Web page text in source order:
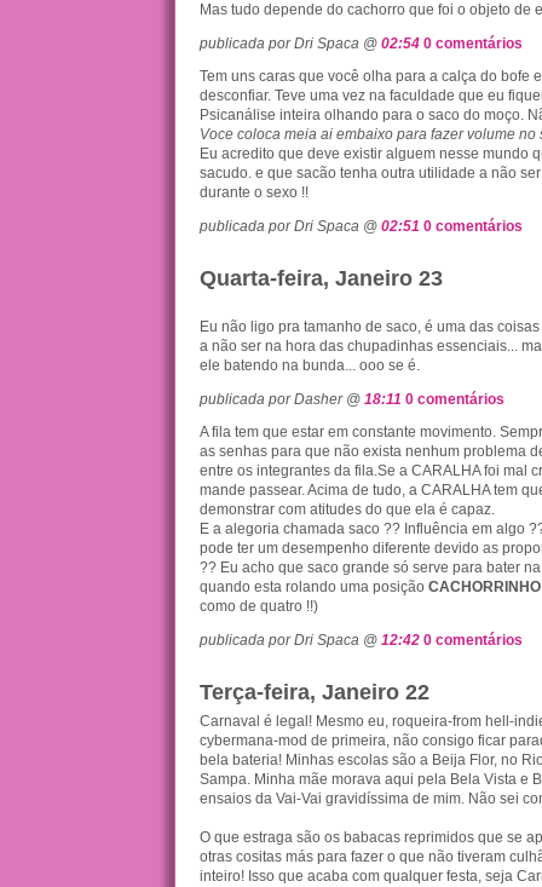
Mas tudo depende do cachorro que foi o objeto de
publicada por Dri Spaca @ 02:54 0 comentários
Tem uns caras que você olha para a calça do bofe
desconfiar. Teve uma vez na faculdade que eu
Psicanálise inteira olhando para o saco do moço.
Voce coloca meia ai embaixo para fazer volume no
Eu acredito que deve existir alguem nesse mundo
sacudo. e que sacão tenha outra utilidade a não
durante o sexo !!
publicada por Dri Spaca @ 02:51 0 comentários
Quarta-feira, Janeiro 23
Eu não ligo pra tamanho de saco, é uma das
a não ser na hora das chupadinhas essenciais...
ele batendo na bunda... ooo se é.
publicada por Dasher @ 18:11 0 comentários
A fila tem que estar em constante movimento.
as senhas para que não exista nenhum problema
entre os integrantes da fila.Se a CARALHA foi mal
mande passear. Acima de tudo, a CARALHA tem
demonstrar com atitudes do que ela é capaz.
E a alegoria chamada saco ?? Influência em algo
pode ter um desempenho diferente devido as
?? Eu acho que saco grande só serve para bater
quando esta rolando uma posição CACHORRINHO
como de quatro !!)
publicada por Dri Spaca @ 12:42 0 comentários
Terça-feira, Janeiro 22
Carnaval é legal! Mesmo eu, roqueira-from hell-
cybermana-mod de primeira, não consigo ficar
bela bateria! Minhas escolas são a Beija Flor, no
Sampa. Minha mãe morava aqui pela Bela Vista e
ensaios da Vai-Vai gravidíssima de mim. Não sei
O que estraga são os babacas reprimidos que se
otras cositas más para fazer o que não tiveram
inteiro! Isso que acaba com qualquer festa, seja